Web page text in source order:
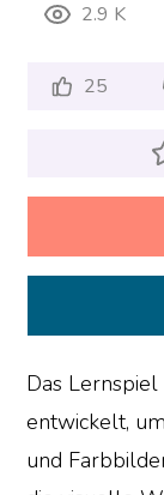
2.9 K
25
Das
entwickelt,
und